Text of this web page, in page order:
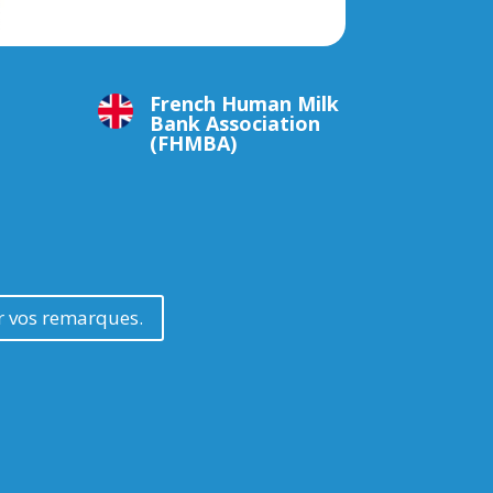
French Human Milk
Bank Association
(FHMBA)
remarques.